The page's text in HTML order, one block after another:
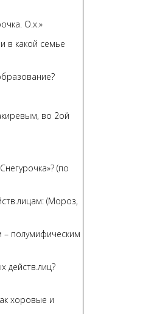
О.х.»
в какой семье
во 2ой
(по
(Мороз,
– полумифическим
действ.лиц?
хоровые и